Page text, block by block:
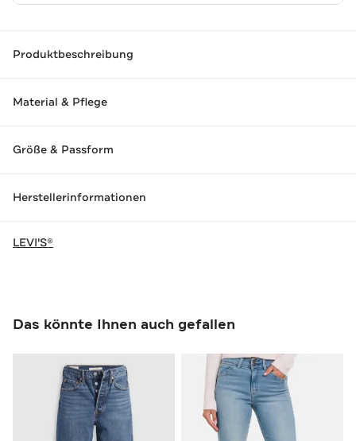
Produktbeschreibung
Material & Pflege
Größe & Passform
Herstellerinformationen
LEVI'S®
Das könnte Ihnen auch gefallen